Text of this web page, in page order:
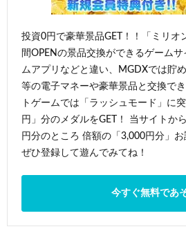
投資0円で豪華景品GET！！「ミリオ
間OPENの景品交換ができるゲーム
ムアプリなどと違い、MGDXでは貯
等の電子マネーや豪華景品と交換で
トゲームでは「ラッシュモード」に
円」分のメダルをGET！ 当サイトか
円分のところ 倍額の「3,000円分」お
ぜひ登録して遊んでみてね！
今すぐ無料であ